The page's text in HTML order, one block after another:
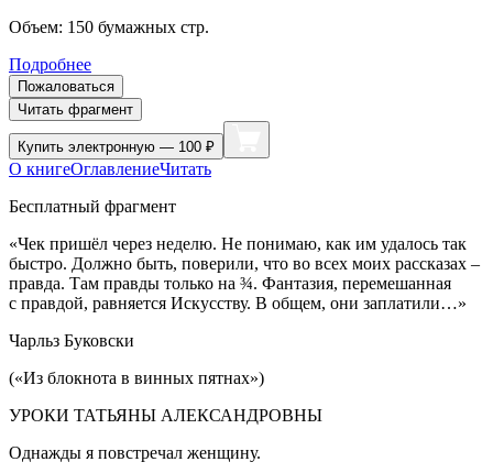
Объем: 150 бумажных стр.
Подробнее
Пожаловаться
Читать фрагмент
Купить электронную — 100 ₽
О книгеОглавлениеЧитать
Бесплатный фрагмент
«Чек пришёл через неделю. Не понимаю, как им удалось так
быстро. Должно быть, поверили, что во всех моих рассказах –
правда. Там правды только на ¾. Фантазия, перемешанная
с правдой, равняется Искусству. В общем, они заплатили…»
Чарльз Буковски
(«Из блокнота в винных пятнах»)
УРОКИ ТАТЬЯНЫ АЛЕКСАНДРОВНЫ
Однажды я повстречал женщину.